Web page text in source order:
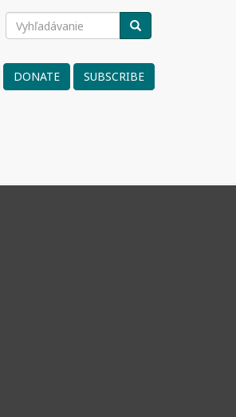
Search
form
Vyhľadávanie VYHĽADÁVANIE
DONATE SUBSCRIBE